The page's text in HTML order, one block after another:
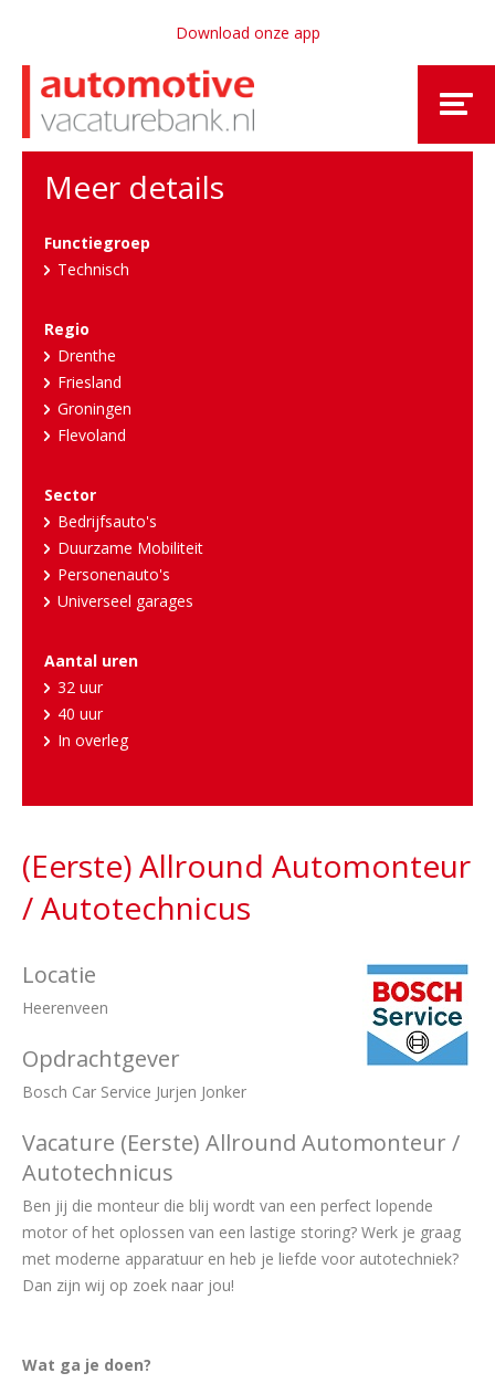
Download onze app
Meer details
Functiegroep
Technisch
Regio
Drenthe
Friesland
Groningen
Flevoland
Sector
Bedrijfsauto's
Duurzame Mobiliteit
Personenauto's
Universeel garages
Aantal uren
32 uur
40 uur
In overleg
(Eerste) Allround Automonteur
/ Autotechnicus
Locatie
Heerenveen
Opdrachtgever
Bosch Car Service Jurjen Jonker
Vacature (Eerste) Allround Automonteur /
Autotechnicus
Ben jij die monteur die blij wordt van een perfect lopende
motor of het oplossen van een lastige storing? Werk je graag
met moderne apparatuur en heb je liefde voor autotechniek?
Dan zijn wij op zoek naar jou!
Wat ga je doen?